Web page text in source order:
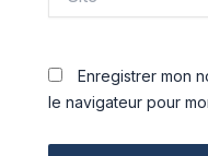
Enregistrer mon
le navigateur pour